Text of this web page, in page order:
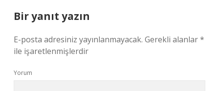
Bir yanıt yazın
E-posta adresiniz yayınlanmayacak. Gerekli alanlar*
ile işaretlenmişlerdir
Yorum